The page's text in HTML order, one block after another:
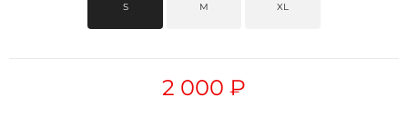
S M XL
2 000 ₽